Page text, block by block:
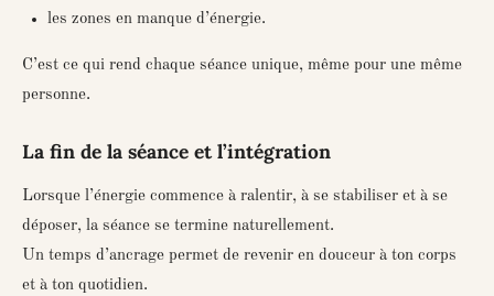
les zones en manque d’énergie.
C’est ce qui rend chaque séance unique, même pour une même
personne.
La fin de la séance et l’intégration
Lorsque l’énergie commence à ralentir, à se stabiliser et à se
déposer, la séance se termine naturellement.
Un temps d’ancrage permet de revenir en douceur à ton corps
et à ton quotidien.